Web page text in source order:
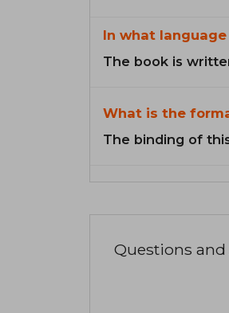
In what
The book is
What is the
The binding of
Questions